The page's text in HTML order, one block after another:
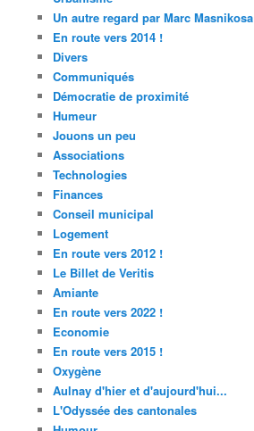
Un autre regard par Marc Masnikosa
En route vers 2014 !
Divers
Communiqués
Démocratie de proximité
Humeur
Jouons un peu
Associations
Technologies
Finances
Conseil municipal
Logement
En route vers 2012 !
Le Billet de Veritis
Amiante
En route vers 2022 !
Economie
En route vers 2015 !
Oxygène
Aulnay d'hier et d'aujourd'hui...
L'Odyssée des cantonales